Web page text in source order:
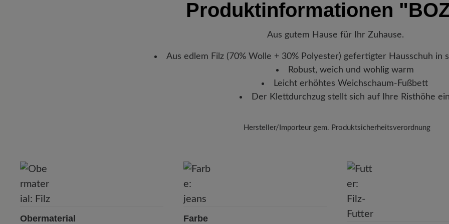
Vorteil der Sohle:Flexible
Abriebfestigkeit, ideal für
Herausnehmbares Fußbett:
Funktionalität:Atmungsaktiv
Lassen Sie die
verformen.
verlassen hat, erhalten Sie
Sendungsnummer können Sie
Produktinformationen
Aus gutem Hause für Ihr Zuhause.
Aus edlem Filz (70% Wolle + 30% Polyester) gefertigter Hausschuh
Robust, weich und wohlig warm
Leicht erhöhtes Weichschaum-Fußbett
Der Klettdurchzug stellt sich auf Ihre Risthöhe ein
Hersteller/Importeur gem. Produktsicherheitsverordnung
Weinbergstr. 15, 93413 Cham, Deutschland
E-Mail: info@florett.de
Obermaterial Farbe